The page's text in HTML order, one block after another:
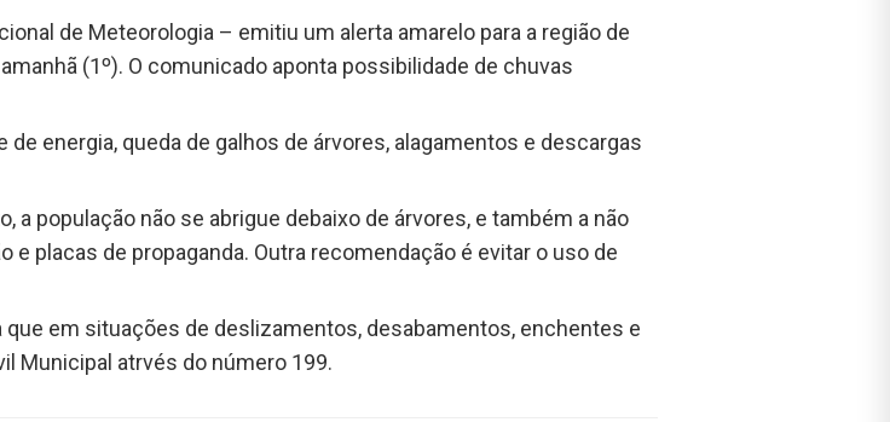
de Meteorologia – emitiu um alerta amarelo para a região de
(1º). O comunicado aponta possibilidade de chuvas
energia, queda de galhos de árvores, alagamentos e descargas
a população não se abrigue debaixo de árvores, e também a não
placas de propaganda. Outra recomendação é evitar o uso de
em situações de deslizamentos, desabamentos, enchentes e
Municipal atrvés do número 199.